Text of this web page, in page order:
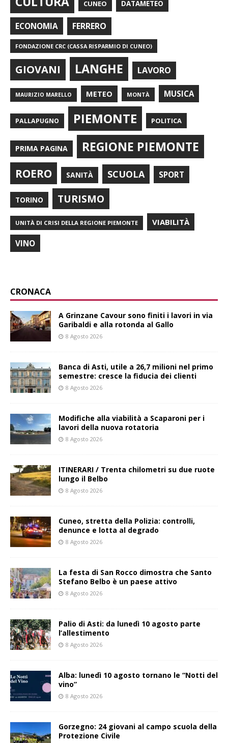
CUNEO DATAMETEO
ECONOMIA FERRERO
FONDAZIONE CRC (CASSA RISPARMIO DI CUNEO)
GIOVANI LANGHE LAVORO
MAURIZIO MARELLO METEO MONTÀ MUSICA
PALLAPUGNO PIEMONTE POLITICA
PRIMA PAGINA REGIONE PIEMONTE
ROERO SANITÀ SCUOLA SPORT
TORINO TURISMO
UNITÀ DI CRISI DELLA REGIONE PIEMONTE VIABILITÀ
VINO
CRONACA
A Grinzane Cavour sono finiti i lavori in via
Garibaldi e alla rotonda al Gallo
8 Agosto 2026
Banca di Asti, utile a 26,7 milioni nel primo
semestre: cresce la fiducia dei clienti
8 Agosto 2026
Modifiche alla viabilità a Scaparoni per i
lavori della nuova rotatoria
8 Agosto 2026
ITINERARI / Trenta chilometri su due ruote
lungo il Belbo
8 Agosto 2026
Cuneo, stretta della Polizia: controlli,
denunce e lotta al degrado
8 Agosto 2026
La festa di San Rocco dimostra che Santo
Stefano Belbo è un paese attivo
8 Agosto 2026
Palio di Asti: da lunedì 10 agosto parte
l’allestimento
8 Agosto 2026
Alba: lunedì 10 agosto tornano le “Notti del
vino”
8 Agosto 2026
Gorzegno: 24 giovani al campo scuola della
Protezione Civile